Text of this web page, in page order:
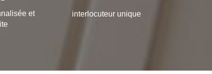
et
interlocuteur unique